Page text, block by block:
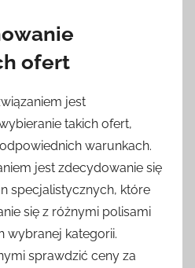
ofert
jest
takich ofert,
warunkach.
jest zdecydowanie się
specjalistycznych, które
się z różnymi polisami
wybranej kategorii.
sprawdzić ceny za